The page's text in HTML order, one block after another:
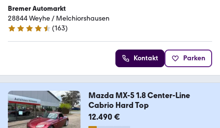
Bremer Automarkt
28844 Weyhe / Melchiorshausen
4.7 Sterne
(163)
Kontakt Parken
Mazda MX-5 1.8 Center-Line
Cabrio Hard Top
12.490 €